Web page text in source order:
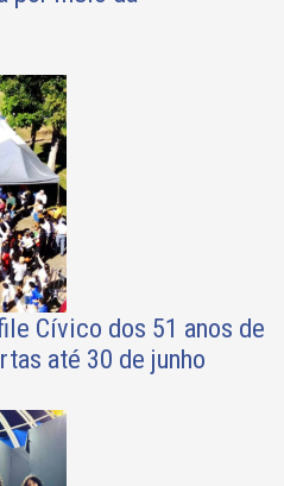
Cívico dos 51 anos de
até 30 de junho